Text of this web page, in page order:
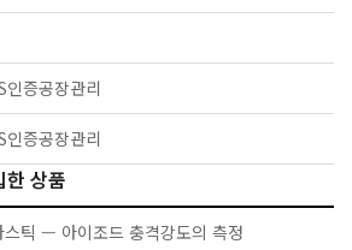
증공장관리
증공장관리
한 상품
틱 — 아이조드 충격강도의 측정